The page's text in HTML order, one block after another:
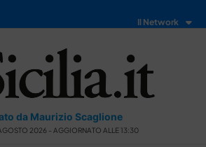
Il Network
da Maurizio Scaglione
2026 - AGGIORNATO ALLE 13:30